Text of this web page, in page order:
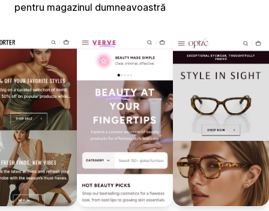
pentru magazinul dumneavoastră